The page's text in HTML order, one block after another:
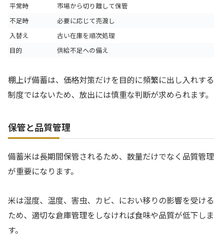
平常時
市場から切り離して保管
不足時
必要に応じて売渡し
入替え
古い在庫を順次処理
目的
供給不足への備え
棚上げ備蓄は、価格対策だけを目的に頻繁に出し入れする
制度ではないため、放出には慎重な判断が求められます。
保管と品質管理
備蓄米は長期間保管されるため、数量だけでなく品質管理
が重要になります。
米は湿度、温度、害虫、カビ、におい移りの影響を受ける
ため、適切な倉庫管理をしなければ食味や品質が低下しま
す。